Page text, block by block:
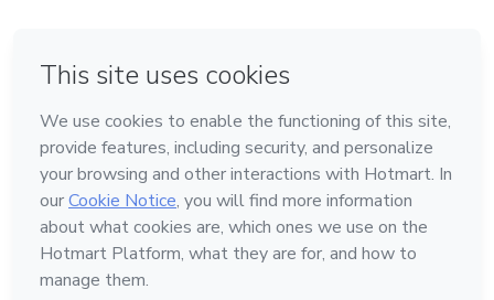
Feito com ❤ em Bogotá
Conheça a Hotmart
Idioma
Português